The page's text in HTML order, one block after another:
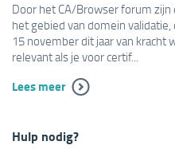
Door het CA/Browser forum
het gebied van domein
15 november dit jaar van kracht
relevant als je voor certif...
Lees meer
Hulp nodig?